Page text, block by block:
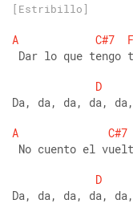
[Estribillo]
A C#7
Dar lo que tengo
D
Da, da, da, da,
A
C#7
No cuento el
D
Da, da, da, da,